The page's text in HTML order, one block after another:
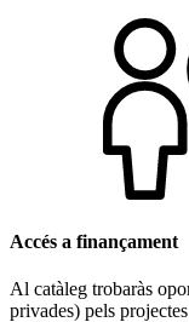
Accés a finançament
Al catàleg trobaràs
privades) pels